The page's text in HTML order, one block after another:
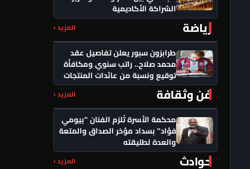
الشراكة الأكاديمية
رياضة المزيد ‹
طرابزون سبور يعلن تفاصيل عقد
محمد صلاح.. راتب سنوي ومكافأة
توقيع ونسبة من عائدات المنتجات
فن وثقافة المزيد ‹
محكمة الأسرة تُلزم الفنان “بيومي
فؤاد” بسداد مؤخر الصداق والمتعة
والعدة لطليقته
حوادث المزيد ‹